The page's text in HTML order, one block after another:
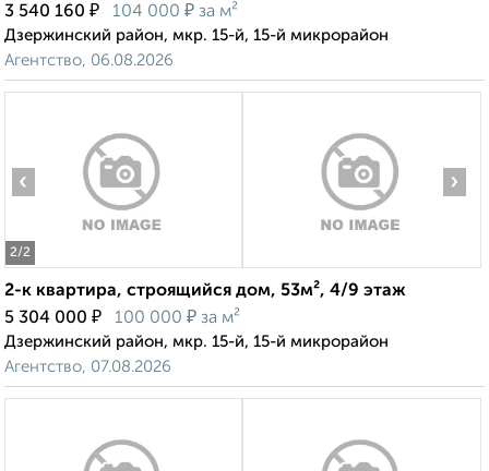
3 540 160 ₽ 104 000 ₽ за м²
Дзержинский район, мкр. 15-й, 15-й микрорайон
Агентство, 06.08.2026
2/2
‹ ›
2-к квартира, строящийся дом, 53м², 4/9 этаж
5 304 000 ₽ 100 000 ₽ за м²
Дзержинский район, мкр. 15-й, 15-й микрорайон
Агентство, 07.08.2026